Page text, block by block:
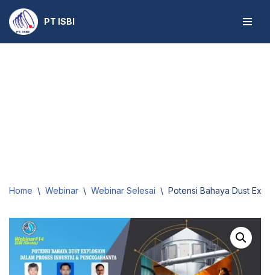
Skip
to
PT ISBI
Home \ Webinar \ Webinar Selesai \ Potensi Bahaya Dust